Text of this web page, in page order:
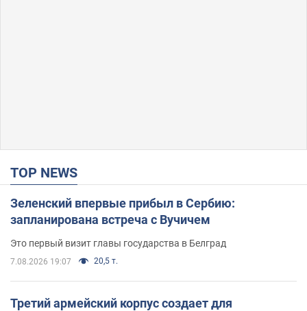
TOP NEWS
Зеленский впервые прибыл в Сербию:
запланирована встреча с Вучичем
Это первый визит главы государства в Белград
7.08.2026 19:07 20,5 т.
Третий армейский корпус создает для